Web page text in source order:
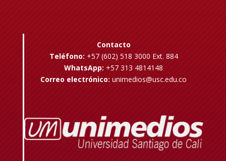
Contacto
Teléfono: +57 (602) 518 3000 Ext. 884
WhatsApp: +57 313 4814148
Correo electrónico: unimedios@usc.edu.co